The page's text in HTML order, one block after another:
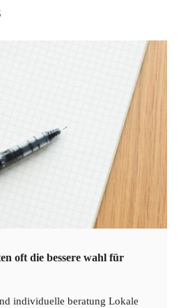
oft die bessere wahl für
individuelle beratung Lokale